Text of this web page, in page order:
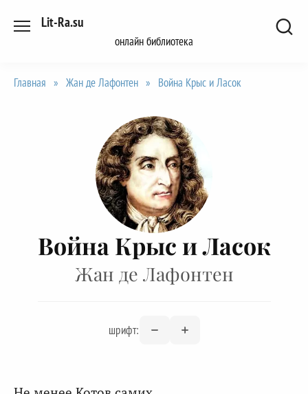
Lit-Ra.su
онлайн библиотека
Главная » Жан де Лафонтен » Война Крыс и Ласок
Война Крыс и Ласок
Жан де Лафонтен
шрифт: